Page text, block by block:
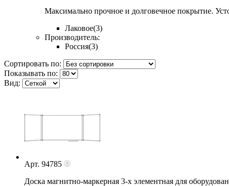
Максимально прочное и долговечное покрытие.
Лаковое(3)
Производитель:
Россия(3)
Сортировать по:
Показывать по:
Вид:
Арт. 94785
Доска магнитно-маркерная 3-х элементная для